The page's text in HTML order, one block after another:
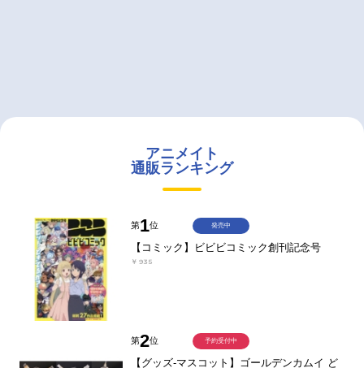
アニメイト
通販ランキング
第1位
【コミック】ビビビコミック創刊記念号
￥935
発売中
第2位
【グッズ-マスコット】ゴールデンカムイ ど
予約受付中